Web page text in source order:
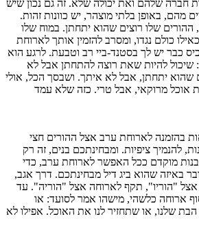
חברה שלהם ואת יכולה שלא. זה גם נכון שיש
מהם, באופן בלתי מוצהר, יש כוונות זהות.
שלו רוצים שהוא יתחתן. במוח שלו
כולם נגדו, ומסרב להזמין אותך לארוחת
כבר יש לך בסטנד-ביי רב וטבעת. לרגע הוא
להיות שאת רוצה להתחתן אבל לא
שהוא יתחתן, אבל לא איתך. ושבסך הכל, אולי
מרוקאי, אבל טרי. כזה שלא עמד
בהזמנה לארוחת ערב אצל ההורים חצי
להנמיך ציפיות. ומבחינתכם בנים, זה רק
מוקדם ככל האפשר לארוחת ערב, כדי
באיזה שהוא ביג דיל מבחינתכם. דרך אגב,
"הוריו", תקף לארוחה אצל "הוריה". עד
ארוחה כלשהי, מישהו אמר לסועד: או
שלנו, או שתחזיר לנו את האוכל. אפילו לא